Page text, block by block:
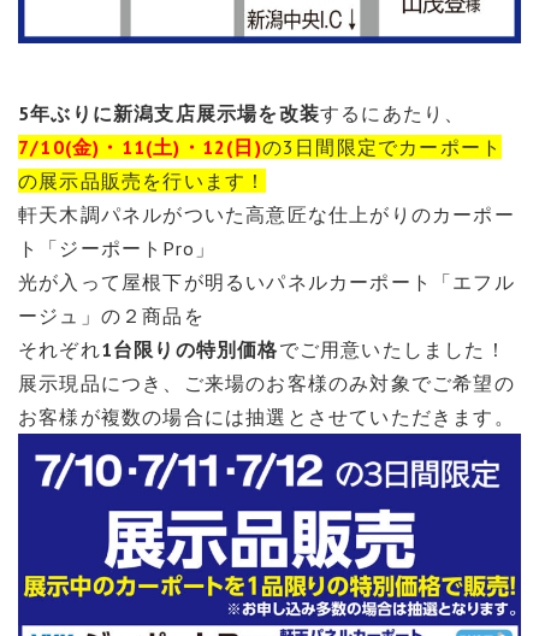
5年ぶりに新潟支店展示場を改装するにあたり、
7/10(金)・11(土)・12(日)の3日間限定でカーポート
の展示品販売を行います！
軒天木調パネルがついた高意匠な仕上がりのカーポー
ト「ジーポートPro」
光が入って屋根下が明るいパネルカーポート「エフル
ージュ」 の２商品を
それぞれ1台限りの特別価格でご用意いたしました！
展示現品につき、ご来場のお客様のみ対象でご希望の
お客様が複数の場合には抽選とさせていただきます。